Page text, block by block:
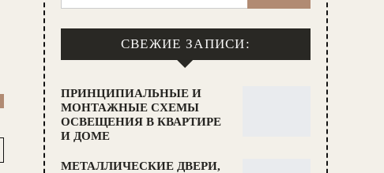
СВЕЖИЕ ЗАПИСИ:
ПРИНЦИПИАЛЬНЫЕ И
МОНТАЖНЫЕ СХЕМЫ
ОСВЕЩЕНИЯ В КВАРТИРЕ
И ДОМЕ
МЕТАЛЛИЧЕСКИЕ ДВЕРИ,